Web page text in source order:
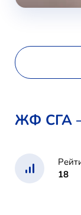
ЖФ СГА –
18